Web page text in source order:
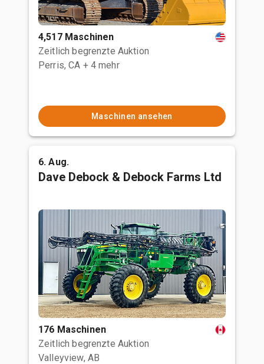
4,517 Maschinen
Zeitlich begrenzte Auktion
Perris, CA + 4 mehr
Maschinen ansehen
6. Aug.
Dave Debock & Debock Farms Ltd
176 Maschinen
Zeitlich begrenzte Auktion
Valleyview, AB